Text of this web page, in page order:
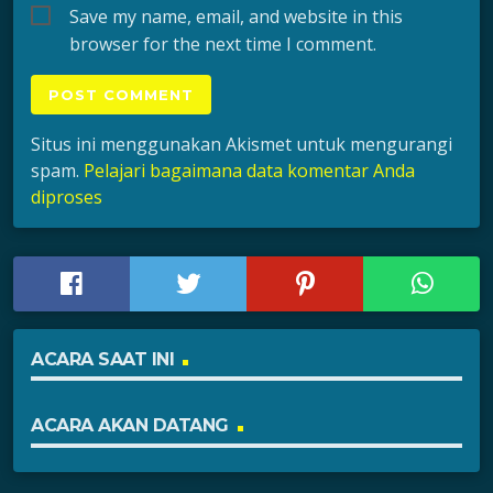
Save my name, email, and website in this
browser for the next time I comment.
Situs ini menggunakan Akismet untuk mengurangi
spam. Pelajari bagaimana data komentar Anda
diproses
ACARA SAAT INI
ACARA AKAN DATANG